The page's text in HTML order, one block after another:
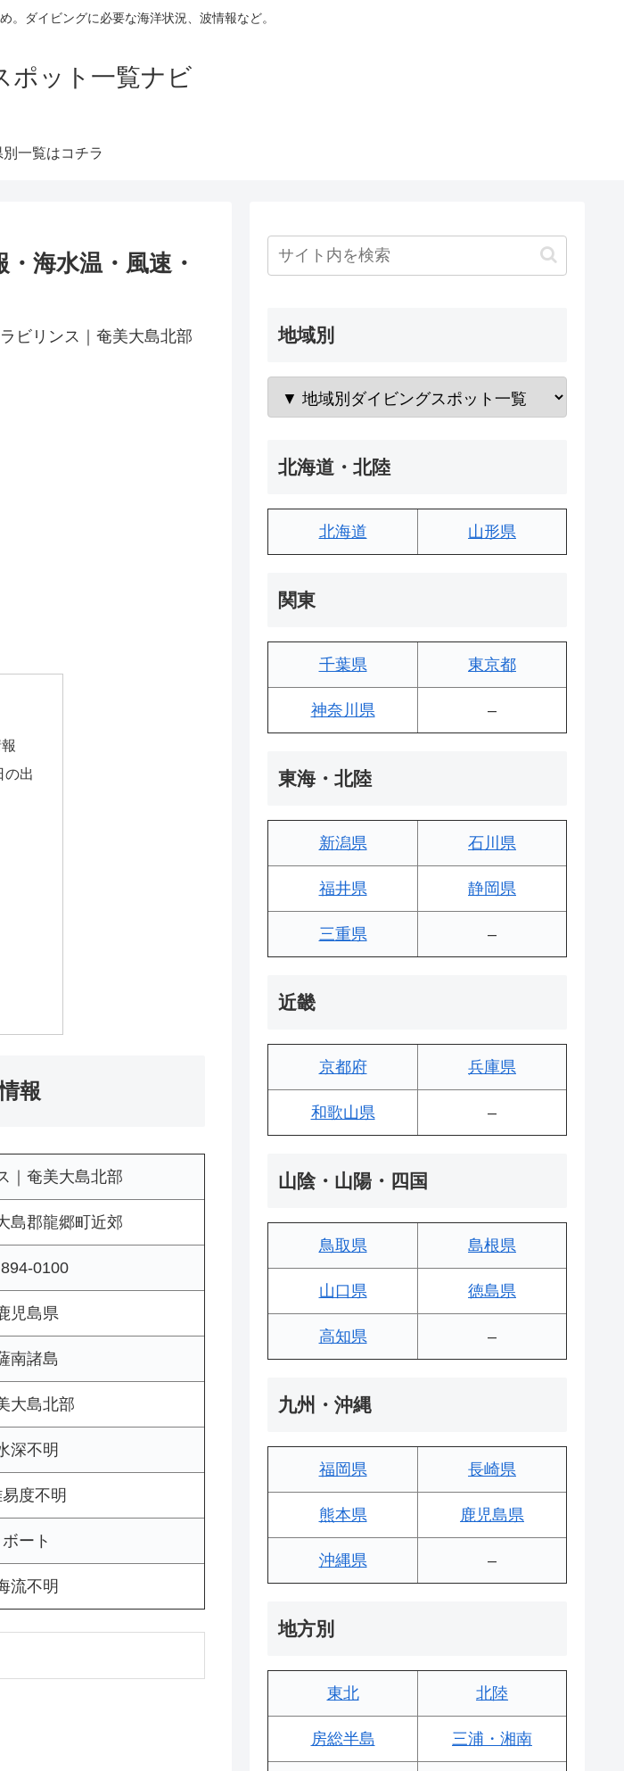
。ダイビングに必要な海洋状況、波情報など。
ポット一覧ナビ
一覧はコチラ
海水温・風速・
ビリンス｜奄美大島北部
の出
報
｜奄美大島北部
島郡龍郷町近郊
0100
児島県
南諸島
大島北部
深不明
度不明
ボート
流不明
地域別
北海道・北陸
北海道 山形県
関東
千葉県 東京都
神奈川県 –
東海・北陸
新潟県 石川県
福井県 静岡県
三重県 –
近畿
京都府 兵庫県
和歌山県 –
山陰・山陽・四国
鳥取県 島根県
山口県 徳島県
高知県 –
九州・沖縄
福岡県 長崎県
熊本県 鹿児島県
沖縄県 –
地方別
東北 北陸
房総半島 三浦・湘南